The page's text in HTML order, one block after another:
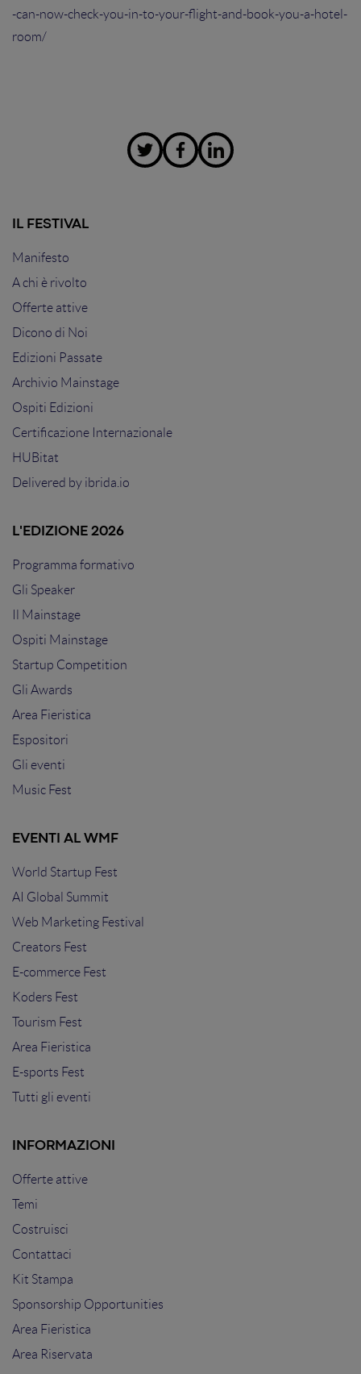
-can-now-check-you-in-to-your-flight-and-book-you-a-hotel-
room/
IL FESTIVAL
Manifesto
A chi è rivolto
Offerte attive
Dicono di Noi
Edizioni Passate
Archivio Mainstage
Ospiti Edizioni
Certificazione Internazionale
HUBitat
Delivered by ibrida.io
L'EDIZIONE 2026
Programma formativo
Gli Speaker
Il Mainstage
Ospiti Mainstage
Startup Competition
Gli Awards
Area Fieristica
Espositori
Gli eventi
Music Fest
EVENTI AL WMF
World Startup Fest
AI Global Summit
Web Marketing Festival
Creators Fest
E-commerce Fest
Koders Fest
Tourism Fest
Area Fieristica
E-sports Fest
Tutti gli eventi
INFORMAZIONI
Offerte attive
Temi
Costruisci
Contattaci
Kit Stampa
Sponsorship Opportunities
Area Fieristica
Area Riservata